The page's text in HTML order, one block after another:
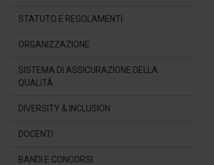
STATUTO E REGOLAMENTI
ORGANIZZAZIONE
SISTEMA DI ASSICURAZIONE DELLA
QUALITÀ
DIVERSITY & INCLUSION
DOCENTI
BANDI E CONCORSI